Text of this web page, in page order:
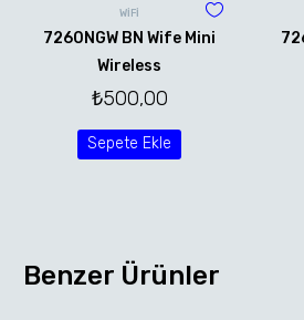
WİFİ
7260NGW BN Wife Mini
Wireless
₺500,00
Sepete Ekle
Benzer Ürünler